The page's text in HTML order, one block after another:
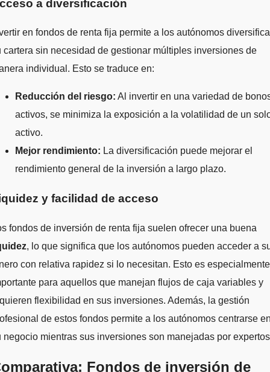
a diversificación
en fondos de renta fija permite a los autónomos
cartera sin necesidad de gestionar múltiples inversiones de
individual. Esto se traduce en:
Reducción del riesgo: Al invertir en una variedad de
activos, se minimiza la exposición a la volatilidad de un
activo.
Mejor rendimiento: La diversificación puede mejorar el
rendimiento general de la inversión a largo plazo.
y facilidad de acceso
fondos de inversión de renta fija suelen ofrecer una buena
, lo que significa que los autónomos pueden acceder a
con relativa rapidez si lo necesitan. Esto es especialmente
para aquellos que manejan flujos de caja variables y
flexibilidad en sus inversiones. Además, la gestión
de estos fondos permite a los autónomos centrarse
negocio mientras sus inversiones son manejadas por
Fondos de inversión de